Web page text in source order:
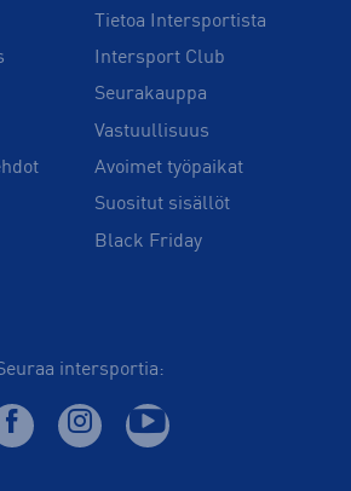
Tietoa Intersportista
Intersport Club
Seurakauppa
Vastuullisuus
Avoimet työpaikat
Suositut sisällöt
Black Friday
intersportia: